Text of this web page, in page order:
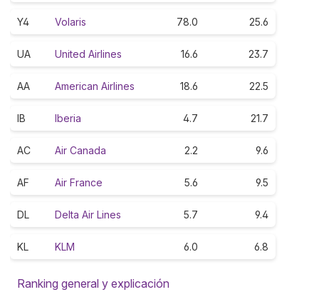
Y4 Volaris 78.0 25.6
UA United Airlines 16.6 23.7
AA American Airlines 18.6 22.5
IB Iberia 4.7 21.7
AC Air Canada 2.2 9.6
AF Air France 5.6 9.5
DL Delta Air Lines 5.7 9.4
KL KLM 6.0 6.8
Ranking general y explicación